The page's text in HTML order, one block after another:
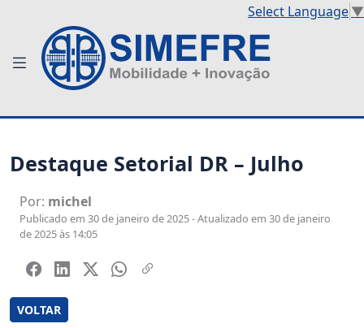
Select Language▼
Destaque Setorial DR – Julho
Por: michel
Publicado em 30 de janeiro de 2025 - Atualizado em 30 de janeiro
de 2025 às 14:05
VOLTAR